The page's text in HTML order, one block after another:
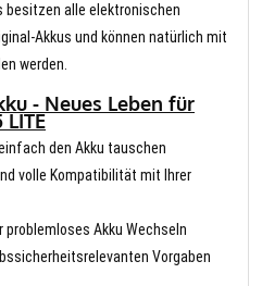
besitzen alle elektronischen
Akkus und können natürlich mit
werden.
- Neues Leben für
LITE
den Akku tauschen
volle Kompatibilität mit Ihrer
Akku Wechseln
Vorgaben